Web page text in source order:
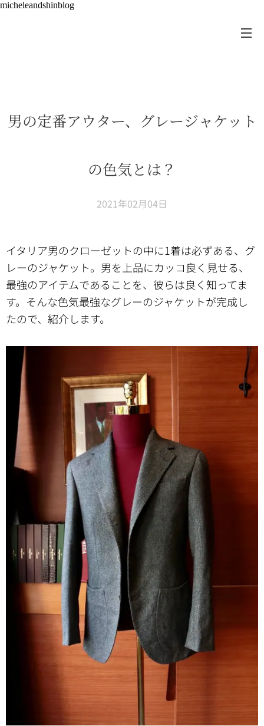
micheleandshinblog
男の定番アウター、グレージャケット
の色気とは？
2021年02月04日
イタリア男のクローゼットの中に1着は必ずある、グ
レーのジャケット。男を上品にカッコ良く見せる、
最強のアイテムであることを、彼らは良く知ってま
す。そんな色気最強なグレーのジャケットが完成し
たので、紹介します。